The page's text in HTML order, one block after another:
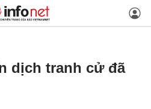
dịch tranh cử đã